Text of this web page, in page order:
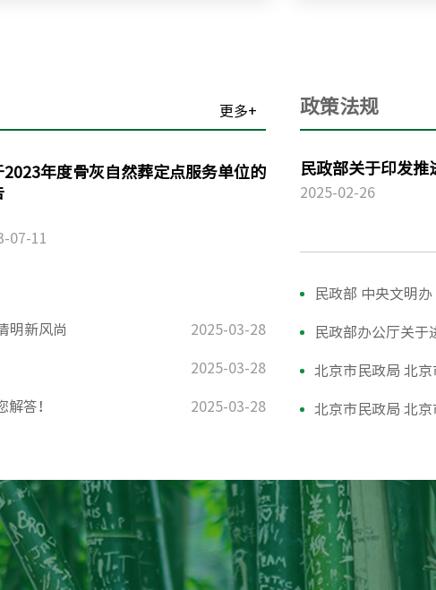
更多+
2023年度骨灰自然葬定点服务单位的
07-11
明新风尚 2025-03-28
2025-03-28
答！ 2025-03-28
政策法规
民政部关于印发
2025-02-26
民政部办公厅关于